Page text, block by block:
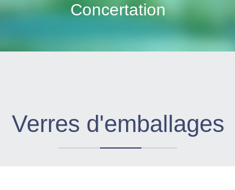
Concertation
Verres d'emballages